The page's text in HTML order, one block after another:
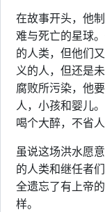
在故事开头，他
难与死亡的星球
的人类，但他们
义的人，但还是
腐败所污染，他
人，小孩和婴儿
喝个大醉，不省
虽说这场洪水愿
的人类和继任者
全遗忘了有上帝
样。